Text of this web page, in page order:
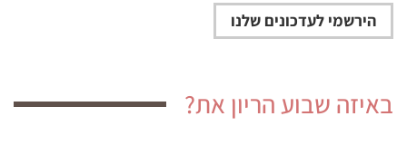
באיזה שבוע הריון את?